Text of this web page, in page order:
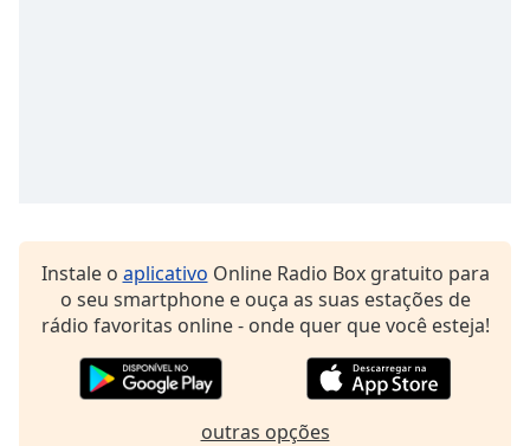
Instale o aplicativo Online Radio Box gratuito para
o seu smartphone e ouça as suas estações de
rádio favoritas online - onde quer que você esteja!
outras opções